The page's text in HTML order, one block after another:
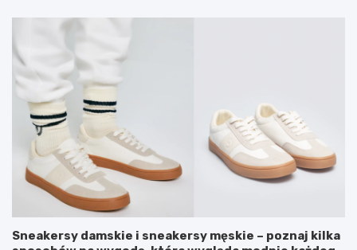
Sneakersy damskie i sneakersy męskie – poznaj kilka